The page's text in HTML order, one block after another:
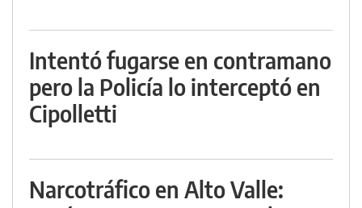
Intentó fugarse en contramano
pero la Policía lo interceptó en
Cipolletti
Narcotráfico en Alto Valle: